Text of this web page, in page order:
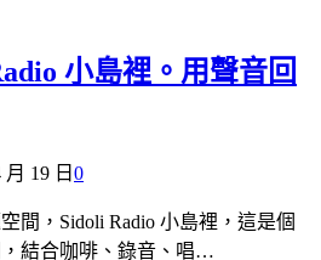
小島裡。用聲音回
月 19 日 0
間，Sidoli Radio 小島裡，這是個
結合咖啡、錄音、唱…